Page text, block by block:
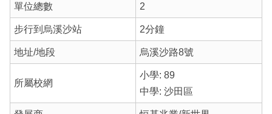
單位總數 2
步行到烏溪沙站 2分鐘
地址/地段 烏溪沙路8號
所屬校網
小學: 89
中學: 沙田區